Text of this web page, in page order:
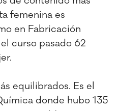
femenina es
en Fabricación
curso pasado 62
equilibrados. Es el
donde hubo 135